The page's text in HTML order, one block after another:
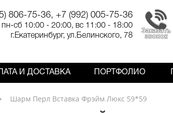
806-75-36, +7 (992) 005-75-36
пн-сб 10:00 - 20:00, вс 11:00 - 18:00
г.Екатеринбург, ул.Белинского, 78
И ДОСТАВКА ПОРТФОЛИО
Шарм Перл Вставка Фрэйм Люкс 59*59